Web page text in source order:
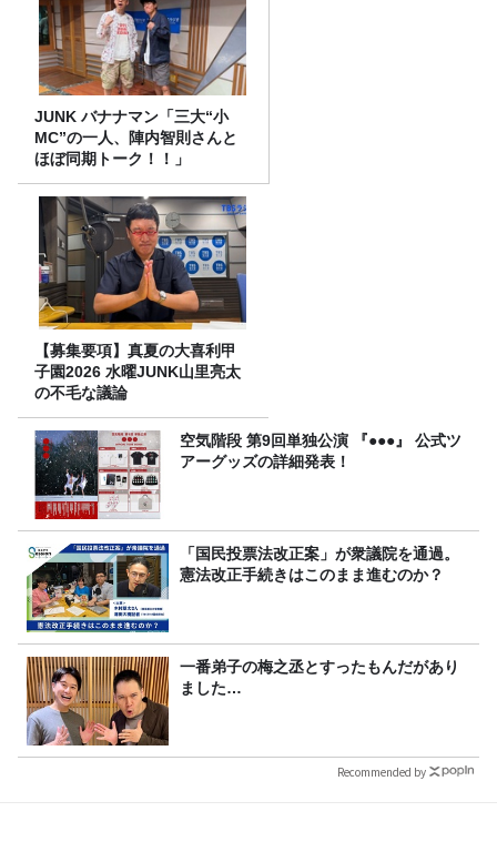
JUNK バナナマン「三大“小
MC”の一人、陣内智則さんと
ほぼ同期トーク！！」
【募集要項】真夏の大喜利甲
子園2026 水曜JUNK山里亮太
の不毛な議論
空気階段 第9回単独公演 『●●●』 公式ツ
アーグッズの詳細発表！
「国民投票法改正案」が衆議院を通過。
憲法改正手続きはこのまま進むのか？
一番弟子の梅之丞とすったもんだがあり
ました…
Recommended by